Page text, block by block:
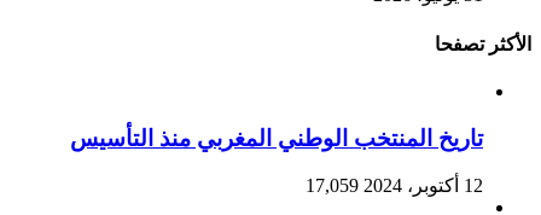
الأكثر تصفحا
تاريخ المنتخب الوطني المغربي منذ التأسيس
12 أكتوبر، 2024 17,059